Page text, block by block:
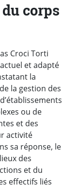
corps
Croci Torti
et adapté
la
la gestion des
ou de
et des
activité
sa réponse, le
des
et du
effectifs liés